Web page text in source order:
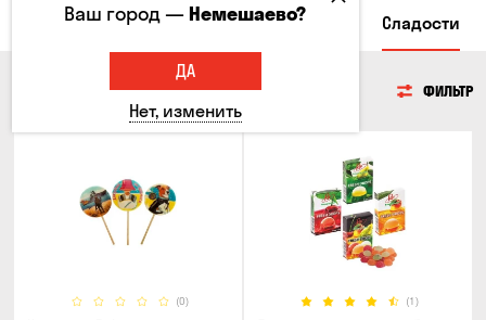
Гренки и Сухарики Злаковые снеки Сладости
СЛАДОСТИ ФИЛЬТР
(0) (1)
Ваш город —Немешаево?
ДА
Нет, изменить